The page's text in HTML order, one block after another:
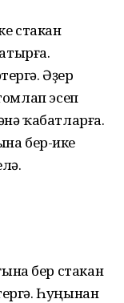
стакан
Әҙер
эсеп
ҡабатларға.
бер-ике
бер стакан
Һуңынан